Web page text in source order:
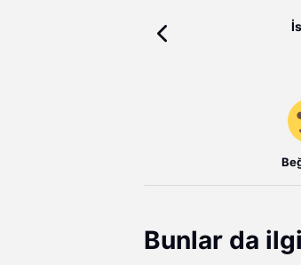
Bunlar da